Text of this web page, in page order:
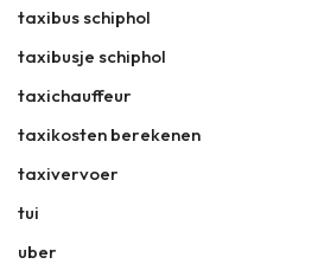
taxibus schiphol
taxibusje schiphol
taxichauffeur
taxikosten berekenen
taxivervoer
tui
uber